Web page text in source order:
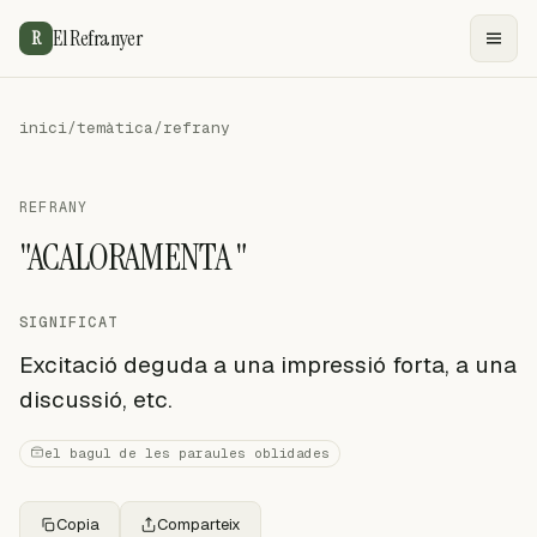
R El Refranyer
inici/temàtica/refrany
REFRANY
"ACALORAMENTA "
SIGNIFICAT
Excitació deguda a una impressió forta, a una
discussió, etc.
el bagul de les paraules oblidades
Copia Comparteix